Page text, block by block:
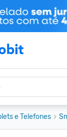
e Telefones